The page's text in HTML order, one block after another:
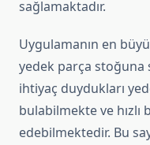
sağlamaktadır.
Uygulamanın en
yedek parça stoğuna
ihtiyaç duydukları
bulabilmekte ve hızlı
edebilmektedir. Bu